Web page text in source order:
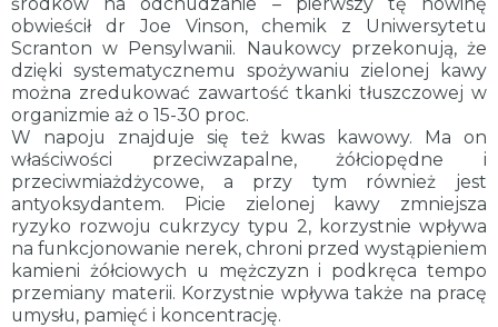
obwieścił dr Joe Vinson, chemik z Uniwersytetu
Scranton w Pensylwanii. Naukowcy przekonują, że
dzięki systematycznemu spożywaniu zielonej kawy
można zredukować zawartość tkanki tłuszczowej w
organizmie aż o 15-30 proc.
W napoju znajduje się też kwas kawowy. Ma on
właściwości przeciwzapalne, żółciopędne i
przeciwmiażdżycowe, a przy tym również jest
antyoksydantem. Picie zielonej kawy zmniejsza
ryzyko rozwoju cukrzycy typu 2, korzystnie wpływa
na funkcjonowanie nerek, chroni przed wystąpieniem
kamieni żółciowych u mężczyzn i podkręca tempo
przemiany materii. Korzystnie wpływa także na pracę
umysłu, pamięć i koncentrację.